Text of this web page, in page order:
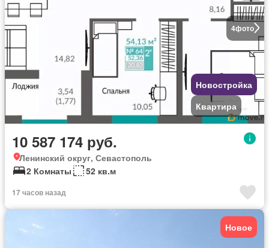
4фото
Новостройка
Квартира
10 587 174 руб.
Ленинский округ, Севастополь
2 Комнаты
52 кв.м
17 часов назад
Новое